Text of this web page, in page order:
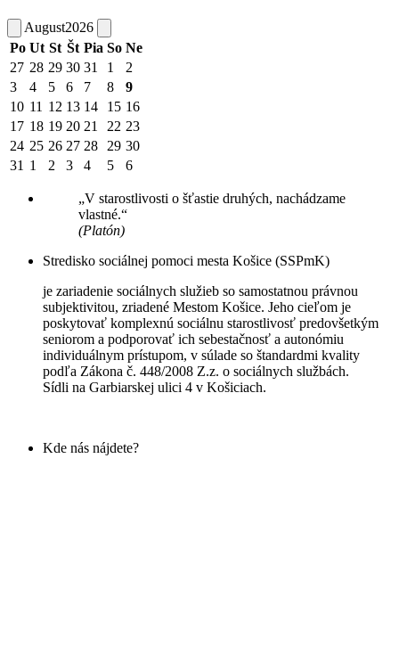
August2026
Po Ut St Št Pia So Ne
27 28 29 30 31 1
2
3
4 5 6 7 8
9
10 11 12 13 14 15 16
17 18 19 20 21 22 23
24 25 26 27 28 29 30
31 1 2 3 4 5 6
„V starostlivosti o šťastie druhých, nachádzame
vlastné.“
(Platón)
Stredisko sociálnej pomoci mesta Košice (SSPmK)
je zariadenie sociálnych služieb so samostatnou právnou
subjektivitou, zriadené Mestom Košice. Jeho cieľom je
poskytovať komplexnú sociálnu starostlivosť predovšetkým
seniorom a podporovať ich sebestačnosť a autonómiu
individuálnym prístupom, v súlade so štandardmi kvality
podľa Zákona č. 448/2008 Z.z. o sociálnych službách.
Sídli na Garbiarskej ulici 4 v Košiciach.
Kde nás nájdete?